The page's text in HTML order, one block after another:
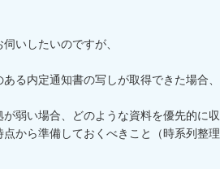
いしたいのですが、
ある内定通知書の写しが取得できた場合
が弱い場合、どのような資料を優先的に
点から準備しておくべきこと（時系列整